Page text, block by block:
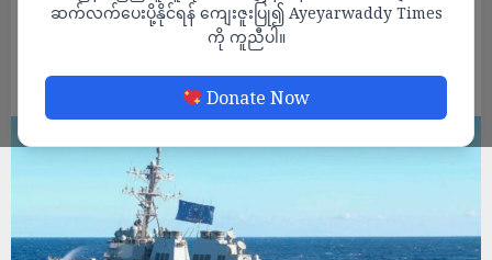
ဆက်လက်ပေးပို့နိုင်ရန် ကျေးဇူးပြု၍ Ayeyarwaddy Times
ကို ကူညီပါ။
Donate Now
အမေရိကန်နဲ့ဗြိတိန် စစ်သင်္ဘောတွေ ထိုင်ဝမ်
ရေလက်ကြားမှ မောင်းနှင်တာကို တရုတ် ရှုတ်ချ
ADMIN